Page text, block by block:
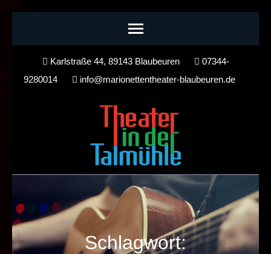
Karlstraße 44, 89143 Blaubeuren
07344-
9280014
info@marionettentheater-blaubeuren.de
Schlagwort: